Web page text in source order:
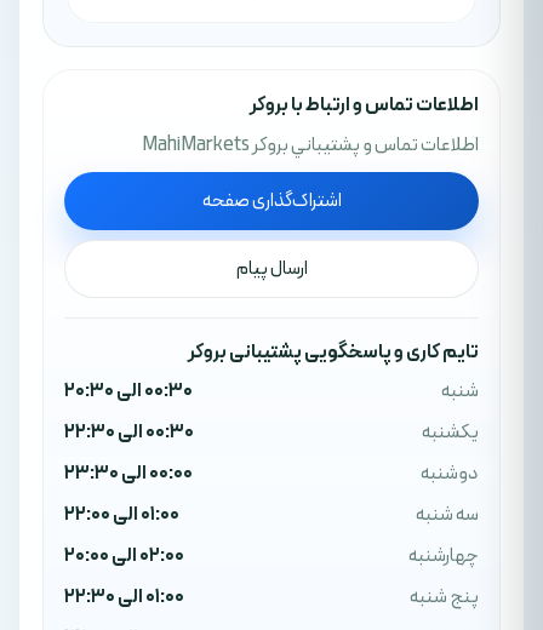
اطلاعات تماس و ارتباط با بروکر
اطلاعات تماس و پشتيباني بروکر MahiMarkets
اشتراک‌گذاری صفحه
ارسال پیام
تایم کاری و پاسخگویی پشتیبانی بروکر
شنبه
00:30 الی 20:30
یکشنبه
00:30 الی 22:30
دوشنبه
00:00 الی 23:30
سه شنبه
01:00 الی 22:00
چهارشنبه
02:00 الی 20:00
پنج شنبه
01:00 الی 22:30